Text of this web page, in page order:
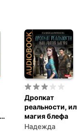
Дропкат
реальности,
магия блефа
Надежда